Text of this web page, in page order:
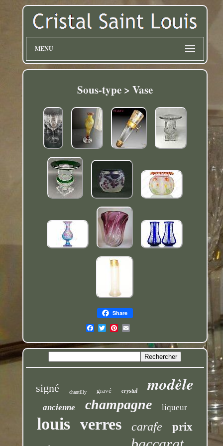
MENU
Sous-type > Vase
Share
signé chantilly gravé crystal modèle
ancienne champagne liqueur
louis verres carafe prix